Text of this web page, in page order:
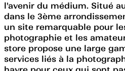
l'avenir du médium. Situé
dans le 3ème
un site remarquable pour
photographie et les
store propose une large
services liés à la